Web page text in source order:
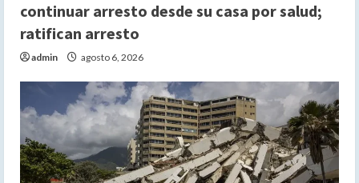
continuar arresto desde su casa por salud;
ratifican arresto
admin agosto 6, 2026